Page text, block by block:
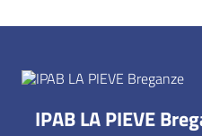
IPAB LA PIEVE